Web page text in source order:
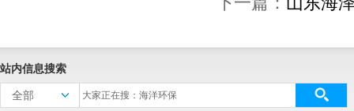
站内信息搜索
全部